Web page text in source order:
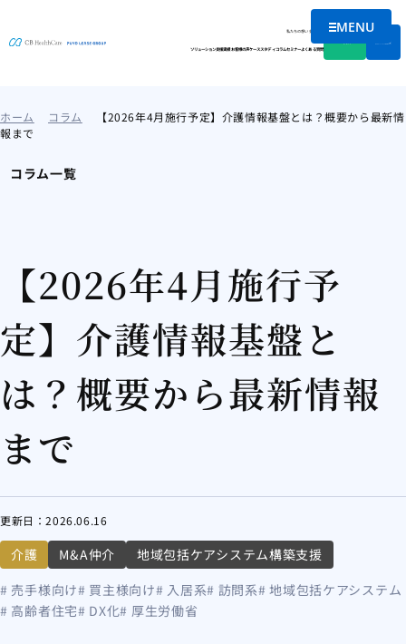
メニュー
MENU
私たちの想い会社情報
ソリューション支援実績お客様の声ケーススタディコラムセミナーよくある質問
ホーム コラム
【2026年4月施行予定】介護情報基盤とは？概要から最新情
報まで
コラム一覧
【2026年4月施行予
定】介護情報基盤と
は？概要から最新情報
まで
更新日：2026.06.16
介護 M&A仲介
地域包括ケアシステム構築支援
# 売手様向け# 買主様向け# 入居系# 訪問系# 地域包括ケアシステム
# 高齢者住宅# DX化# 厚生労働省